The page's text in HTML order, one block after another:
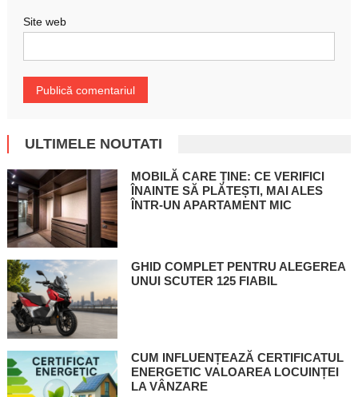
Site web
ULTIMELE NOUTATI
MOBILĂ CARE ȚINE: CE VERIFICI
ÎNAINTE SĂ PLĂTEȘTI, MAI ALES
ÎNTR-UN APARTAMENT MIC
GHID COMPLET PENTRU ALEGEREA
UNUI SCUTER 125 FIABIL
CUM INFLUENȚEAZĂ CERTIFICATUL
ENERGETIC VALOAREA LOCUINȚEI
LA VÂNZARE